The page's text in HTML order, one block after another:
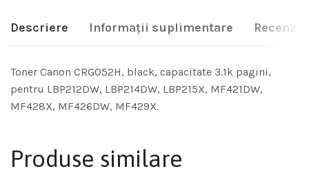
Descriere Informații suplimentare Recenzii
Toner Canon CRG052H, black, capacitate 3.1k pagini,
pentru LBP212DW, LBP214DW, LBP215X, MF421DW,
MF428X, MF426DW, MF429X.
Produse similare